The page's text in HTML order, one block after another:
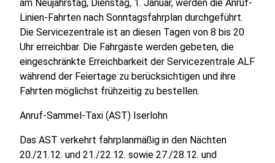
am Neujahrstag, Dienstag, 1. Januar, werden die Anruf-
Linien-Fahrten nach Sonntagsfahrplan durchgeführt.
Die Servicezentrale ist an diesen Tagen von 8 bis 20
Uhr erreichbar. Die Fahrgäste werden gebeten, die
eingeschränkte Erreichbarkeit der Servicezentrale ALF
während der Feiertage zu berücksichtigen und ihre
Fahrten möglichst frühzeitig zu bestellen.
Anruf-Sammel-Taxi (AST) Iserlohn
Das AST verkehrt fahrplanmäßig in den Nächten
20./21.12. und 21./22.12. sowie 27./28.12. und